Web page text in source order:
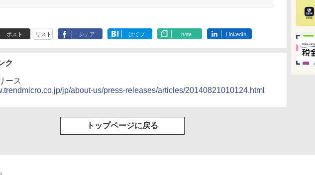
ポスト リスト シェア はてブ note LinkedIn
ク
ース
jp/about-us/press-releases/articles/20140821010124.html
トップページに戻る